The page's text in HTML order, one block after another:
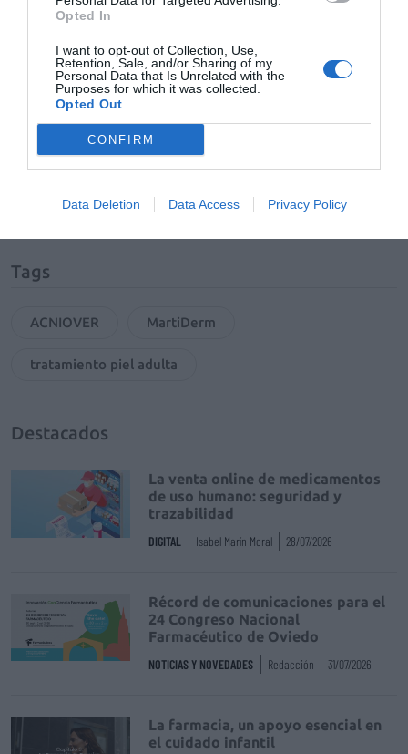
Opted In
I want to opt-out of Collection, Use,
Retention, Sale, and/or Sharing of my
Personal Data that Is Unrelated with the
Purposes for which it was collected.
Opted Out
CONFIRM
Data Deletion Data Access Privacy Policy
Purificantey el
reducción de hasta el 35% de las imperfecciones, así
como una disminución del 70% de la producción de
sebo y un 92% de efecto antimicrobiano.
AñadirEl Farmacéutico
de Google de forma gratuita
Tags
ACNIOVER MartiDerm
tratamiento piel adulta
Destacados
La venta online de medicamentos
de uso humano: seguridad y
trazabilidad
DIGITAL Isabel Marín Moral 28/07/2026
Récord de comunicaciones para el
24 Congreso Nacional
Farmacéutico de Oviedo
NOTICIAS Y NOVEDADES Redacción 31/07/2026
La farmacia, un apoyo esencial en
el cuidado infantil